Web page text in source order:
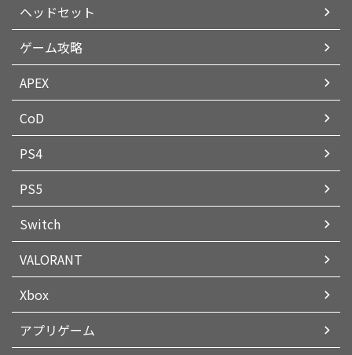
ヘッドセット
ゲーム攻略
APEX
CoD
PS4
PS5
Switch
VALORANT
Xbox
アプリゲーム